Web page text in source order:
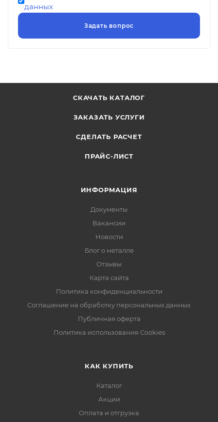
данных
СКАЧАТЬ КАТАЛОГ
ЗАКАЗАТЬ УСЛУГИ
СДЕЛАТЬ РАСЧЕТ
ПРАЙС-ЛИСТ
ИНФОРМАЦИЯ
Документы
Вакансии
Новости
Блог о металле
Отзывы
Карта сайта
Политика конфиденциальности
Соглашение на обработку персональных данных
Публичная оферта
Политика использования Cookies
КАК КУПИТЬ
Каталог
Акции
Оплата и отгрузка